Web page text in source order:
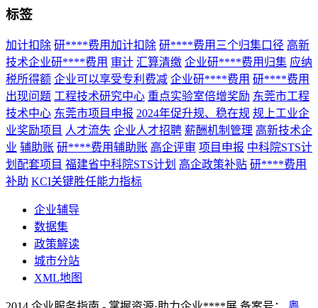
标签
加计扣除 研****费用加计扣除 研****费用三个归集口径 高新
技术企业研****费用 审计 汇算清缴 企业研****费用归集 应纳
税所得额 企业可以享受专利费减 企业研****费用 研****费用
出现问题 工程技术研究中心 重点实验室倍增奖励 东莞市工程
技术中心 东莞市项目申报 2024年促升规、稳在规 规上工业企
业奖励项目 人才流失 企业人才招聘 薪酬机制管理 高新技术企
业 辅助账 研****费用辅助账 高企评审 项目申报 中科院STS计
划配套项目 福建省中科院STS计划 高企政策补贴 研****费用
补助 KCI关键胜任能力指标
企业辅导
数据集
政策解读
城市分站
XML地图